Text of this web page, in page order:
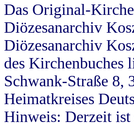
Das Original-
Diözesanarchiv
Diözesanarchiv
des Kirchenbuches
Schwank-Straße 8,
Heimatkreises
Hinweis: Derzeit ist